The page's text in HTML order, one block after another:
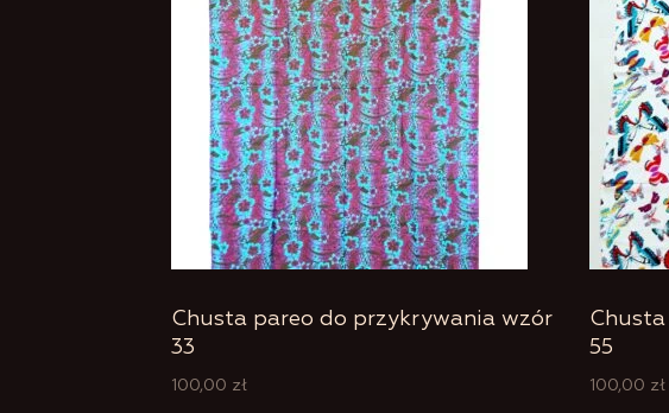
Chusta pareo do przykrywania wzór
33
100,00 zł
55
100,00 zł